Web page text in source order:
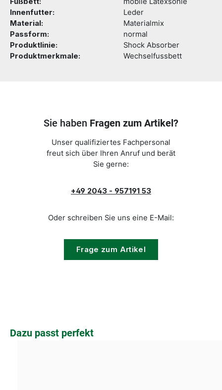
Innenfutter:
Leder
Material:
Materialmix
Passform:
normal
Produktlinie:
Shock Absorber
Produktmerkmale:
Wechselfussbett
Sie haben Fragen zum Artikel?
Unser qualifiziertes Fachpersonal
freut sich über Ihren Anruf und berät
Sie gerne:
+49 2043 - 957191 53
Oder schreiben Sie uns eine E-Mail:
Frage zum Artikel
Produktgalerie überspringen
Dazu passt perfekt